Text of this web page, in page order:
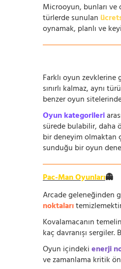
Microoyun, bunları ve
türlerde sunulan
oynamak, planlı ve
Farklı oyun zevklerine
sınırlı kalmaz, aynı
benzer oyun
Oyun kategorileri
sürede bulabilir, daha
bir deneyim olmaktan
sunduğu bir oyun
Pac-Man Oyunları👻
Arcade geleneğinden
noktaları
Kovalamacanın
kaç davranışı
Oyun içindekienerji
ve zamanlama kritik